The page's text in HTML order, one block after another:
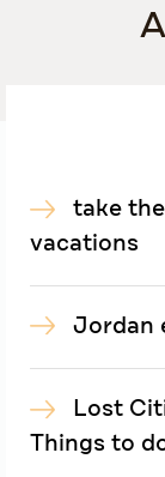
take
vacations
Jordan
Lost
Things to